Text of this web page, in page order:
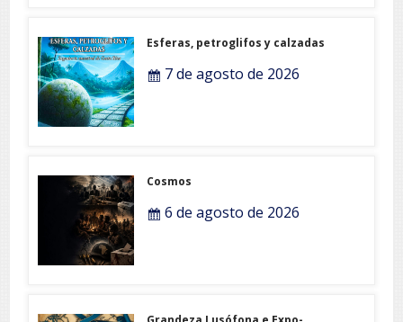
Esferas, petroglifos y calzadas
7 de agosto de 2026
Cosmos
6 de agosto de 2026